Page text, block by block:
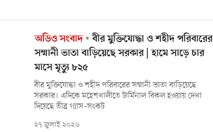
অডিও সংবাদ
বীর মুক্তিযোদ্ধা ও শহীদ পরিবারের
সম্মানী ভাতা বাড়িয়েছে সরকার | হামে সাড়ে চার
মাসে মৃত্যু ৮২৫
বীর মুক্তিযোদ্ধা ও শহীদ পরিবারের সম্মানী ভাতা বাড়িয়েছে
সরকার। এদিকে মহেশখালীতে টার্মিনাল বিকল হওয়ায় দেখা
দিয়েছে তীব্র গ্যাস–সংকট
২৭ জুলাই ২০২৬